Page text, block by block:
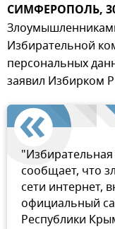
СИМФЕРОПОЛЬ,
Избирательной
персональных
заявил Избирком
сообщает, что
сети интернет,
официальный
Республики